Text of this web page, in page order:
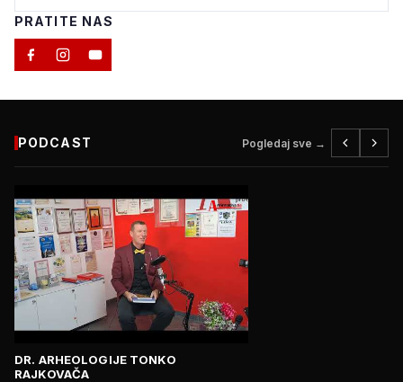
PRATITE NAS
PODCAST Pogledaj sve →
DR. ARHEOLOGIJE TONKO
RAJKOVAČA